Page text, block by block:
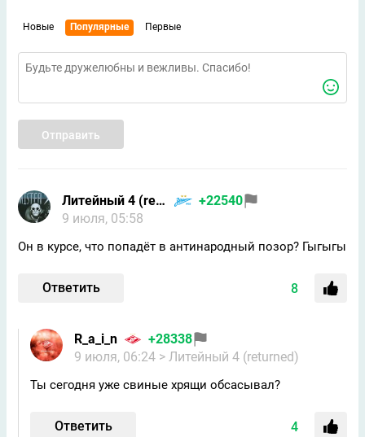
Новые Популярные Первые
Отправить
Литейный 4 (returned)
+22540
9 июля, 05:58
Он в курсе, что попадёт в антинародный позор? Гыгыгы
Ответить 8
R_a_i_n
+28338
9 июля, 06:24 > Литейный 4 (returned)
Ты сегодня уже свиные хрящи обсасывал?
Ответить 4